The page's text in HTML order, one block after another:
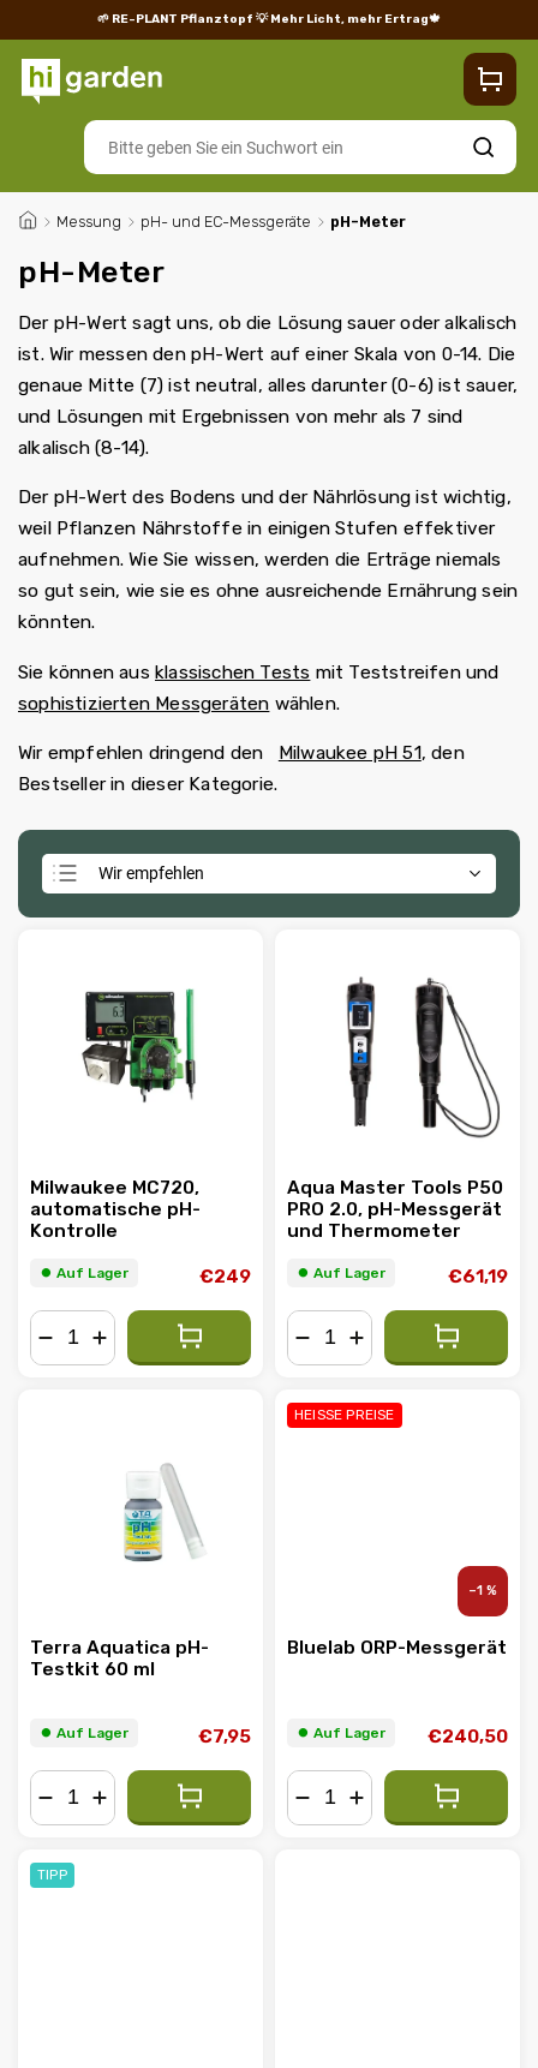
🌱 RE-PLANT Pflanztopf 💡 Mehr Licht, mehr Ertrag🍁
Suchen
/ Messung / pH- und EC-Messgeräte / pH-Meter
pH-Meter
Der pH-Wert sagt uns, ob die Lösung sauer oder alkalisch
ist. Wir messen den pH-Wert auf einer Skala von 0-14. Die
genaue Mitte (7) ist neutral, alles darunter (0-6) ist sauer,
und Lösungen mit Ergebnissen von mehr als 7 sind
alkalisch (8-14).
Der pH-Wert des Bodens und der Nährlösung ist wichtig,
weil Pflanzen Nährstoffe in einigen Stufen effektiver
aufnehmen. Wie Sie wissen, werden die Erträge niemals
so gut sein, wie sie es ohne ausreichende Ernährung sein
könnten.
Sie können aus klassischen Tests mit Teststreifen und
sophistizierten Messgeräten wählen.
Wir empfehlen dringend den Milwaukee pH 51, den
Bestseller in dieser Kategorie.
Wir empfehlen
Meistverkauft
Alphabetisch
Milwaukee MC720,
automatische pH-
Kontrolle
⏺︎ Auf Lager €249
Aqua Master Tools P50
PRO 2.0, pH-Messgerät
und Thermometer
⏺︎ Auf Lager €61,19
Terra Aquatica pH-
Testkit 60 ml
⏺︎ Auf Lager €7,95
HEISSE PREISE
–1 %
Bluelab ORP-Messgerät
⏺︎ Auf Lager €240,50
TIPP